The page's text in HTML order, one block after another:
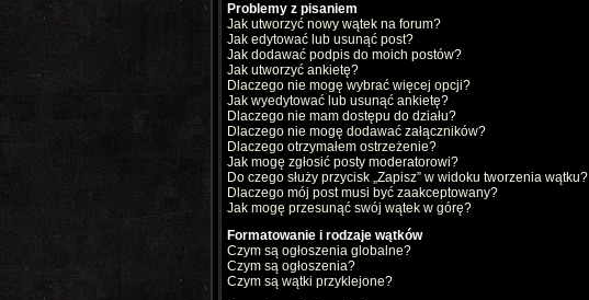
Problemy z pisaniem
Jak utworzyć nowy wątek na forum?
Jak edytować lub usunąć post?
Jak dodawać podpis do moich postów?
Jak utworzyć ankietę?
Dlaczego nie mogę wybrać więcej opcji?
Jak wyedytować lub usunąć ankietę?
Dlaczego nie mam dostępu do działu?
Dlaczego nie mogę dodawać załączników?
Dlaczego otrzymałem ostrzeżenie?
Jak mogę zgłosić posty moderatorowi?
Do czego służy przycisk „Zapisz” w widoku tworzenia wątku?
Dlaczego mój post musi być zaakceptowany?
Jak mogę przesunąć swój wątek w górę?
Formatowanie i rodzaje wątków
Czym są ogłoszenia globalne?
Czym są ogłoszenia?
Czym są wątki przyklejone?